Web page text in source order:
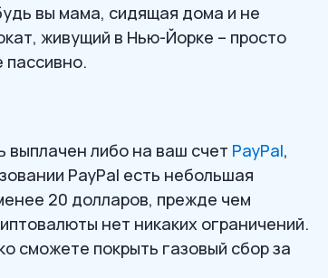
вы мама, сидящая дома и не
живущий в Нью-Йорке – просто
пассивно.
либо на ваш счет PayPal,
PayPal есть небольшая
20 долларов, прежде чем
нет никаких ограничений.
сможете покрыть газовый сбор за